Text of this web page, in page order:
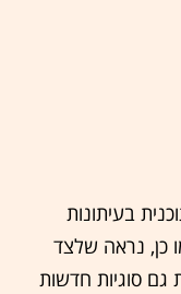
בעיתונות
כן, נראה שלצד
גם סוגיות חדשות